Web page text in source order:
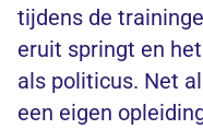
tijdens de
eruit springt en
als politicus. Net
een eigen